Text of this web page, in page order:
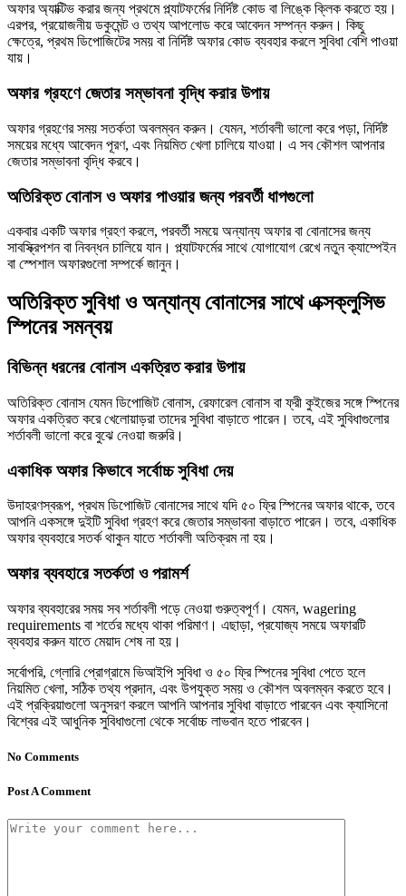
অফার অ্যাক্টিভ করার জন্য প্রথমে প্ল্যাটফর্মের নির্দিষ্ট কোড বা লিঙ্কে ক্লিক করতে হয়।
এরপর, প্রয়োজনীয় ডকুমেন্ট ও তথ্য আপলোড করে আবেদন সম্পন্ন করুন। কিছু
ক্ষেত্রে, প্রথম ডিপোজিটের সময় বা নির্দিষ্ট অফার কোড ব্যবহার করলে সুবিধা বেশি পাওয়া
যায়।
অফার গ্রহণে জেতার সম্ভাবনা বৃদ্ধি করার উপায়
অফার গ্রহণের সময় সতর্কতা অবলম্বন করুন। যেমন, শর্তাবলী ভালো করে পড়া, নির্দিষ্ট
সময়ের মধ্যে আবেদন পূরণ, এবং নিয়মিত খেলা চালিয়ে যাওয়া। এ সব কৌশল আপনার
জেতার সম্ভাবনা বৃদ্ধি করবে।
অতিরিক্ত বোনাস ও অফার পাওয়ার জন্য পরবর্তী ধাপগুলো
একবার একটি অফার গ্রহণ করলে, পরবর্তী সময়ে অন্যান্য অফার বা বোনাসের জন্য
সাবস্ক্রিপশন বা নিবন্ধন চালিয়ে যান। প্ল্যাটফর্মের সাথে যোগাযোগ রেখে নতুন ক্যাম্পেইন
বা স্পেশাল অফারগুলো সম্পর্কে জানুন।
অতিরিক্ত সুবিধা ও অন্যান্য বোনাসের সাথে এক্সক্লুসিভ
স্পিনের সমন্বয়
বিভিন্ন ধরনের বোনাস একত্রিত করার উপায়
অতিরিক্ত বোনাস যেমন ডিপোজিট বোনাস, রেফারেল বোনাস বা ফ্রী কুইজের সঙ্গে স্পিনের
অফার একত্রিত করে খেলোয়াড়রা তাদের সুবিধা বাড়াতে পারেন। তবে, এই সুবিধাগুলোর
শর্তাবলী ভালো করে বুঝে নেওয়া জরুরি।
একাধিক অফার কিভাবে সর্বোচ্চ সুবিধা দেয়
উদাহরণস্বরূপ, প্রথম ডিপোজিট বোনাসের সাথে যদি ৫০ ফ্রি স্পিনের অফার থাকে, তবে
আপনি একসঙ্গে দুইটি সুবিধা গ্রহণ করে জেতার সম্ভাবনা বাড়াতে পারেন। তবে, একাধিক
অফার ব্যবহারে সতর্ক থাকুন যাতে শর্তাবলী অতিক্রম না হয়।
অফার ব্যবহারে সতর্কতা ও পরামর্শ
অফার ব্যবহারের সময় সব শর্তাবলী পড়ে নেওয়া গুরুত্বপূর্ণ। যেমন, wagering
requirements বা শর্তের মধ্যে থাকা পরিমাণ। এছাড়া, প্রযোজ্য সময়ে অফারটি
ব্যবহার করুন যাতে মেয়াদ শেষ না হয়।
সর্বোপরি, গ্লোরি প্রোগ্রামে ভিআইপি সুবিধা ও ৫০ ফ্রি স্পিনের সুবিধা পেতে হলে
নিয়মিত খেলা, সঠিক তথ্য প্রদান, এবং উপযুক্ত সময় ও কৌশল অবলম্বন করতে হবে।
এই প্রক্রিয়াগুলো অনুসরণ করলে আপনি আপনার সুবিধা বাড়াতে পারবেন এবং ক্যাসিনো
বিশ্বের এই আধুনিক সুবিধাগুলো থেকে সর্বোচ্চ লাভবান হতে পারবেন।
No Comments
Post A Comment